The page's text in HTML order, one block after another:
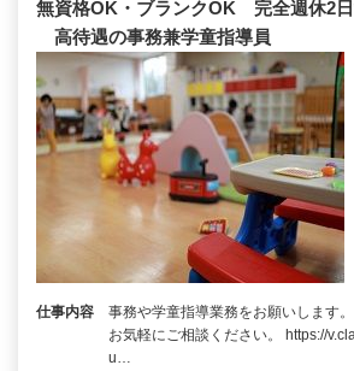
無資格OK・ブランクOK 完全週休2日
高待遇の事務兼学童指導員
仕事内容
事務や学童指導業務をお願いします
お気軽にご相談ください。 https://
u…